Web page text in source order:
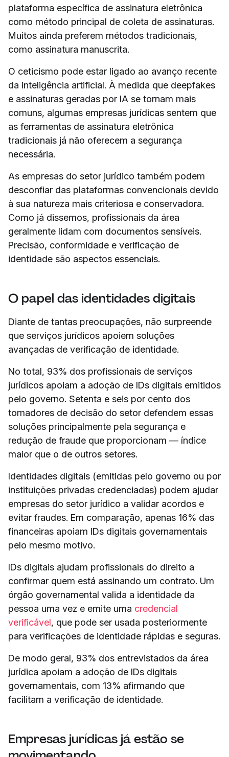
plataforma específica de assinatura eletrônica
como método principal de coleta de assinaturas.
Muitos ainda preferem métodos tradicionais,
como assinatura manuscrita.
O ceticismo pode estar ligado ao avanço recente
da inteligência artificial. À medida que deepfakes
e assinaturas geradas por IA se tornam mais
comuns, algumas empresas jurídicas sentem que
as ferramentas de assinatura eletrônica
tradicionais já não oferecem a segurança
necessária.
As empresas do setor jurídico também podem
desconfiar das plataformas convencionais devido
à sua natureza mais criteriosa e conservadora.
Como já dissemos, profissionais da área
geralmente lidam com documentos sensíveis.
Precisão, conformidade e verificação de
identidade são aspectos essenciais.
O papel das identidades digitais
Diante de tantas preocupações, não surpreende
que serviços jurídicos apoiem soluções
avançadas de verificação de identidade.
No total, 93% dos profissionais de serviços
jurídicos apoiam a adoção de IDs digitais emitidos
pelo governo. Setenta e seis por cento dos
tomadores de decisão do setor defendem essas
soluções principalmente pela segurança e
redução de fraude que proporcionam — índice
maior que o de outros setores.
Identidades digitais (emitidas pelo governo ou por
instituições privadas credenciadas) podem ajudar
empresas do setor jurídico a validar acordos e
evitar fraudes. Em comparação, apenas 16% das
financeiras apoiam IDs digitais governamentais
pelo mesmo motivo.
IDs digitais ajudam profissionais do direito a
confirmar quem está assinando um contrato. Um
órgão governamental valida a identidade da
pessoa uma vez e emite uma credencial
verificável, que pode ser usada posteriormente
para verificações de identidade rápidas e seguras.
De modo geral, 93% dos entrevistados da área
jurídica apoiam a adoção de IDs digitais
governamentais, com 13% afirmando que
facilitam a verificação de identidade.
Empresas jurídicas já estão se